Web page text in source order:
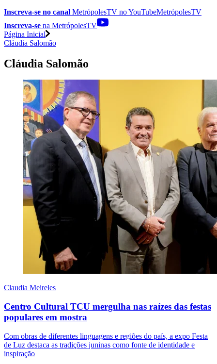
Inscreva-se no canal MetrópolesTV noYouTubeMetrópolesTV
Inscreva-se na MetrópolesTV
Página Inicial
Cláudia Salomão
Cláudia Salomão
Claudia Meireles
Centro Cultural TCU mergulha nas raízes das festas
populares em mostra
Com obras de diferentes linguagens e regiões do país, a expo Festa
de Luz destaca as tradições juninas como fonte de identidade e
inspiração